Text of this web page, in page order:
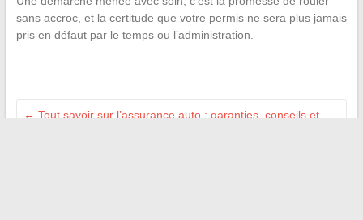
sans accroc, et la certitude que votre permis ne sera plus jamais
pris en défaut par le temps ou l’administration.
← Tout savoir sur l’assurance auto : garanties, conseils et